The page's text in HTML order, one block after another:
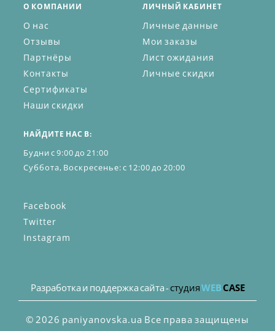
О КОМПАНИИ
О нас
Отзывы
Партнёры
Контакты
Сертификаты
Наши скидки
ЛИЧНЫЙ КАБИНЕТ
Личные данные
Мои заказы
Лист ожидания
Личные скидки
НАЙДИТЕ НАС В:
Будни с 9:00 до 21:00
Суббота, Воскресенье: с 12:00 до 20:00
Facebook
Twitter
Instagram
Разработка и поддержка сайта -студияWEB CASE
© 2026 paniyanovska.ua Все права защищены